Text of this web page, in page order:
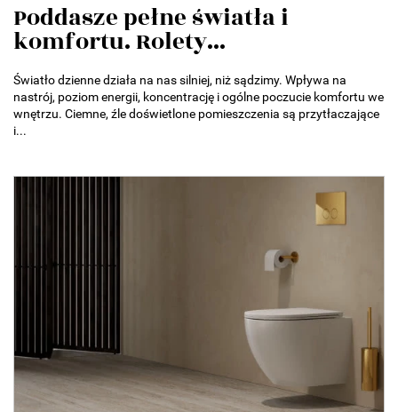
Poddasze pełne światła i
komfortu. Rolety...
Światło dzienne działa na nas silniej, niż sądzimy. Wpływa na
nastrój, poziom energii, koncentrację i ogólne poczucie komfortu we
wnętrzu. Ciemne, źle doświetlone pomieszczenia są przytłaczające
i...